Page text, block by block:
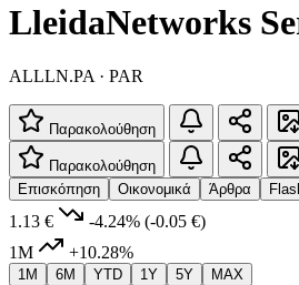
LleidaNetworks
ALLLN.PA · PAR
Παρακολούθηση
Παρακολούθηση
Επισκόπηση
Οικονομικά Άρθρα
1.13 € -4.24% (-0.05 €)
1M
+10.28%
1M 6M YTD 1Y 5Y MAX